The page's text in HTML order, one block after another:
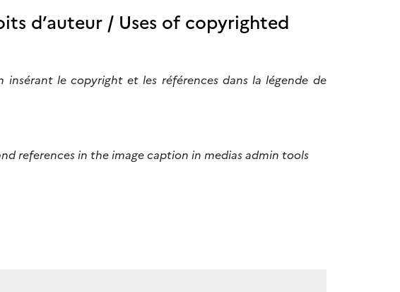
d’auteur / Uses of copyrighted
insérant le copyright et les références dans la légende de
references in the image caption in medias admin tools